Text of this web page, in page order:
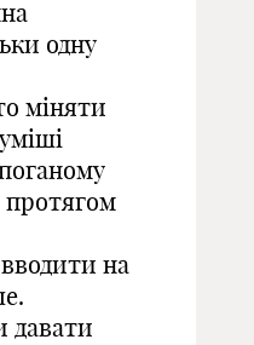
одну
міняти
протягом
на
давати